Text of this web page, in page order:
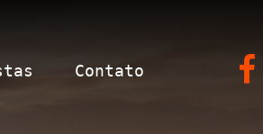
Contato